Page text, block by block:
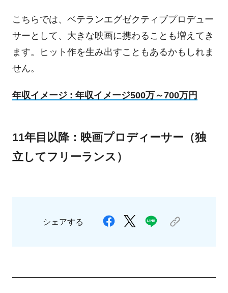
こちらでは、ベテランエグゼクティブプロデュー
サーとして、大きな映画に携わることも増えてき
ます。ヒット作を生み出すこともあるかもしれま
せん。
年収イメージ : 年収イメージ500万～700万円
11年目以降：映画プロディーサー（独
立してフリーランス）
シェアする